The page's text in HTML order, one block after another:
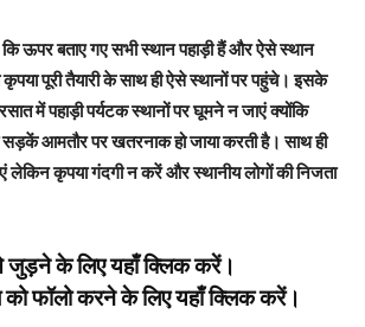
ऊपर बताए गए सभी स्थान पहाड़ी हैं और ऐसे स्थान
पूरी तैयारी के साथ ही ऐसे स्थानों पर पहुंचे। इसके
में पहाड़ी पर्यटक स्थानों पर घूमने न जाएं क्योंकि
सड़कें आमतौर पर खतरनाक हो जाया करती है। साथ ही
लेकिन कृपया गंदगी न करें और स्थानीय लोगों की निजता
जुड़ने के लिएयहाँ क्लिककरें।
को फॉलो करने के लिएयहाँ क्लिककरें।